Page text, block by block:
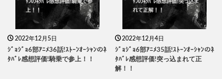
2022年12月5日
ｼﾞｮｼﾞｮ6部ｱﾆﾒ36話!ｽﾄｰﾝｵｰｼｬﾝのﾈ
ﾀﾊﾞﾚ感想評価!騎乗で参上！！
2022年12月4日
ｼﾞｮｼﾞｮ6部ｱﾆﾒ35話!ｽﾄｰﾝｵｰｼｬﾝのﾈ
ﾀﾊﾞﾚ感想評価!突っ込まれて正
解！！